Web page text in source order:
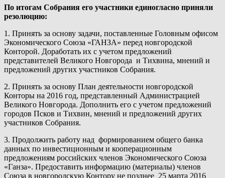
По итогам Собрания его участники единогласно приняли
резолюцию:
1. Принять за основу задачи, поставленные Головным офисом
Экономического Союза «ГАНЗА» перед новгородской
Конторой. Доработать их с учетом предложений
представителей Великого Новгорода и Тихвина, мнений и
предложений других участников Собрания.
2. Принять за основу План деятельности новгородской
Конторы на 2016 год, представленный Администрацией
Великого Новгорода. Дополнить его с учетом предложений
городов Псков и Тихвин, мнений и предложений других
участников Собрания.
3. Продолжить работу над формированием общего банка
данных по инвестиционным и кооперационным
предложениям российских членов Экономического Союза
«Ганза». Предоставить информацию (материалы) членов
Союза в новгородскую Контору не позднее 25 марта 2016